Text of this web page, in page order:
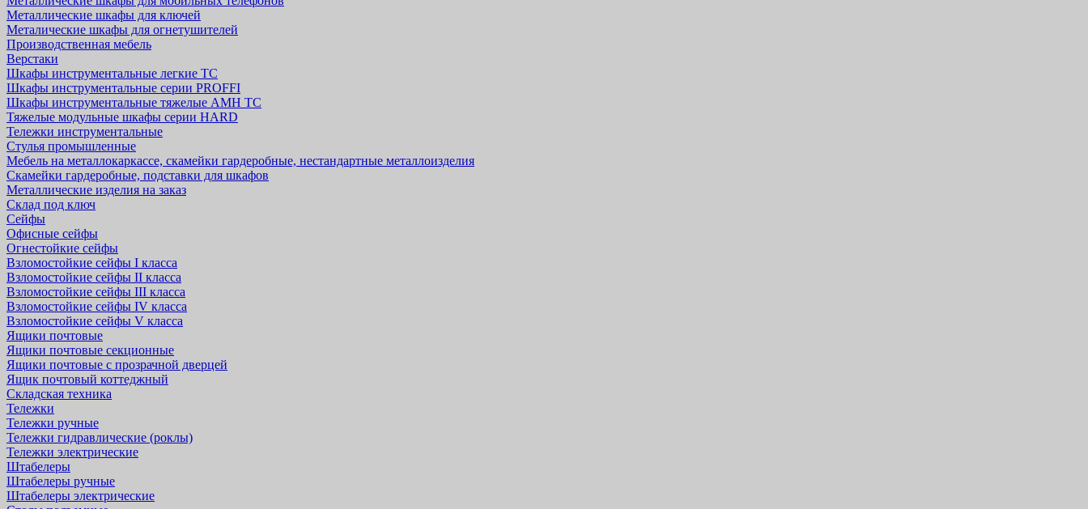
Металлические шкафы для ключей
Металические шкафы для огнетушителей
Производственная мебель
Верстаки
Шкафы инструментальные легкие ТС
Шкафы инструментальные серии PROFFI
Шкафы инструментальные тяжелые AMH TC
Тяжелые модульные шкафы серии HARD
Тележки инструментальные
Стулья промышленные
Мебель на металлокаркассе, скамейки гардеробные, нестандартные металлоизделия
Скамейки гардеробные, подставки для шкафов
Металлические изделия на заказ
Склад под ключ
Сейфы
Офисные сейфы
Огнестойкие сейфы
Взломостойкие сейфы I класса
Взломостойкие сейфы II класса
Взломостойкие сейфы III класса
Взломостойкие сейфы IV класса
Взломостойкие сейфы V класса
Ящики почтовые
Ящики почтовые секционные
Ящики почтовые с прозрачной дверцей
Ящик почтовый коттеджный
Складская техника
Тележки
Тележки ручные
Тележки гидравлические (роклы)
Тележки электрические
Штабелеры
Штабелеры ручные
Штабелеры электрические